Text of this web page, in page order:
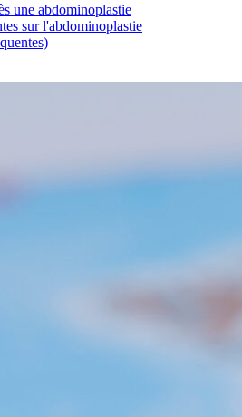
une abdominoplastie
sur l'abdominoplastie